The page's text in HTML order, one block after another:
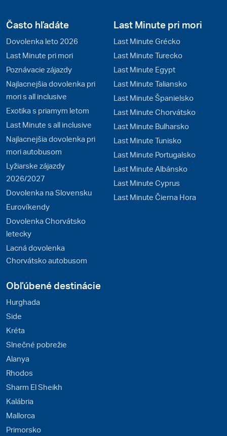
Často hľadáte
Dovolenka leto 2026
Last Minute pri mori
Poznávacie zájazdy
Najlacnejšia dovolenka pri
mori s all inclusive
Exotika s priamym letom
Last Minute s all inclusive
Najlacnejšia dovolenka pri
mori autobusom
Lyžiarske zájazdy
2026/2027
Dovolenka na Slovensku
Eurovíkendy
Dovolenka Chorvátsko
letecky
Lacná dovolenka
Chorvátsko autobusom
Last Minute pri mori
Last Minute Grécko
Last Minute Turecko
Last Minute Egypt
Last Minute Taliansko
Last Minute Španielsko
Last Minute Chorvátsko
Last Minute Bulharsko
Last Minute Tunisko
Last Minute Portugalsko
Last Minute Albánsko
Last Minute Cyprus
Last Minute Čierna Hora
Obľúbené destinácie
Hurghada
Side
Kréta
Slnečné pobrežie
Alanya
Rhodos
Sharm El Sheikh
Kalábria
Mallorca
Primorsko